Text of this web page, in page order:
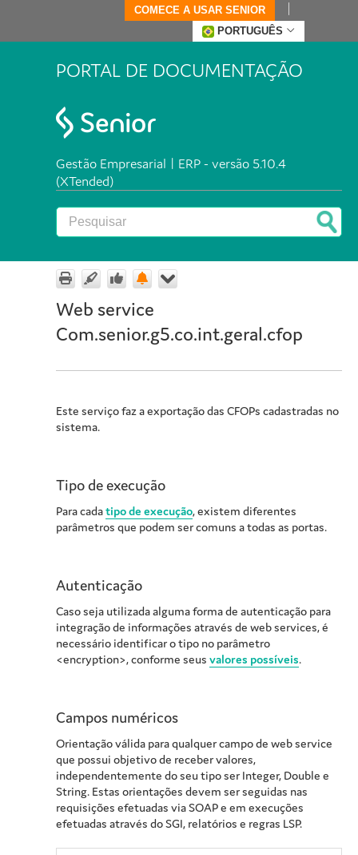
COMECE A USAR SENIOR
PORTUGUÊS
PORTAL DE DOCUMENTAÇÃO
Gestão Empresarial | ERP - versão 5.10.4
(XTended)
Web service
Com.senior.g5.co.int.geral.cfop
Este serviço faz a exportação das CFOPs cadastradas no
sistema.
Tipo de execução
Para cadatipo de execução, existem diferentes
parâmetros que podem ser comuns a todas as portas.
Autenticação
Caso seja utilizada alguma forma de autenticação para
integração de informações através de web services, é
necessário identificar o tipo no parâmetro
<encryption>, conforme seus valores possíveis.
Campos numéricos
Orientação válida para qualquer campo de web service
que possui objetivo de receber valores,
independentemente do seu tipo ser Integer, Double e
String. Estas orientações devem ser seguidas nas
requisições efetuadas via SOAP e em execuções
efetuadas através do SGI, relatórios e regras LSP.